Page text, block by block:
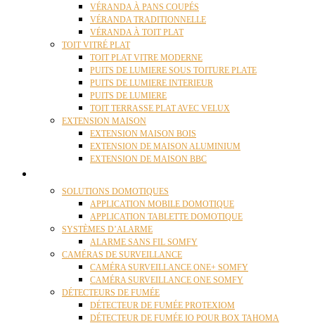
VÉRANDA À PANS COUPÉS
VÉRANDA TRADITIONNELLE
VÉRANDA À TOIT PLAT
TOIT VITRÉ PLAT
TOIT PLAT VITRE MODERNE
PUITS DE LUMIERE SOUS TOITURE PLATE
PUITS DE LUMIERE INTERIEUR
PUITS DE LUMIERE
TOIT TERRASSE PLAT AVEC VELUX
EXTENSION MAISON
EXTENSION MAISON BOIS
EXTENSION DE MAISON ALUMINIUM
EXTENSION DE MAISON BBC
SOLUTIONS DOMOTIQUES
APPLICATION MOBILE DOMOTIQUE
APPLICATION TABLETTE DOMOTIQUE
SYSTÈMES D’ALARME
ALARME SANS FIL SOMFY
CAMÉRAS DE SURVEILLANCE
CAMÉRA SURVEILLANCE ONE+ SOMFY
CAMÉRA SURVEILLANCE ONE SOMFY
DÉTECTEURS DE FUMÉE
DÉTECTEUR DE FUMÉE PROTEXIOM
DÉTECTEUR DE FUMÉE IO POUR BOX TAHOMA